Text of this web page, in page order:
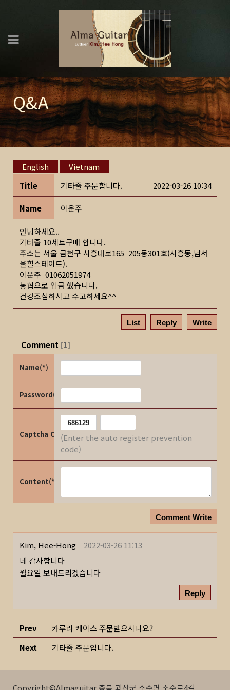
Q&A
English
Vietnam
Title
기타줄 주문합니다. 2022-03-26 10:34
Name 이운주
안녕하세요..
기타줄 10세트구매 합니다.
주소는 서울 금천구 시흥대로165 205동301호(시흥동,남서
울힐스테이트).
이운주 01062051974
농협으로 입금 했습니다.
건강조심하시고 수고하세요^^
List Reply Write
Comment [1]
Name(*)
Password(*)
Captcha Code(Enter the auto register prevention
code)
Content(*)
Comment Write
Kim, Hee-Hong
2022-03-26 11:13
네 감사합니다
월요일 보내드리겠습니다
Reply
Prev
카루라 케이스 주문받으시나요?
Next
기타줄 주문입니다.